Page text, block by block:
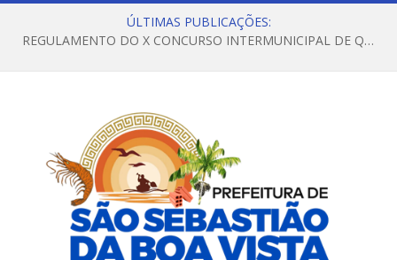
ÚLTIMAS PUBLICAÇÕES:
REGULAMENTO DO X CONCURSO INTERMUNICIPAL DE QUADRILHAS JUNINAS – 2026 – ARRAIÁ DA VENEZA